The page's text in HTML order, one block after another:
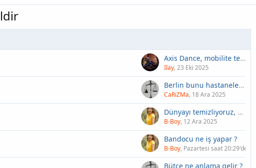
Axis Dance, mobilite teknolojisi ile yeni sınırları araştırıyor
Ilay 23 Eki 2025
Berlin bunu hastaneleri için planlıyor
CaRiZMa 18 Ara 2025
Dünyayı temizliyoruz, bir rovigo ve Santerno hedefi. Monni: “Bu aktif vatandaşlık”
B-Boy 12 Ara 2025
Bandocu ne iş yapar ?
B-Boy Pazartesi saat 20:29'de
Bütçe ne anlama gelir ?